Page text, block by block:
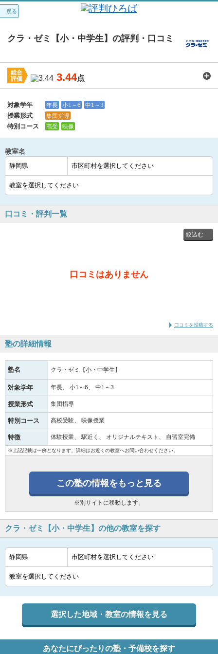
戻る
クラ・ゼミ【小・中学生】の評判・口コミ
総合
評価
3.44点
講師：3.6 カリキュラム：3.5 周りの環境：3.6
対象学年
年長 小1～6 中1～3
授業形式 集団指導
特別コース 高受 映像
教室名
口コミ・評判一覧
口コミはありません
口コミを投稿する
塾の詳細情報
塾名 クラ・ゼミ【小・中学生】
対象学年 年長 小1～6 中1～3
授業形式 集団指導
特別コース 高校受験 映像授業
特徴 体験授業 駅近く オリジナルテキスト 自習室完備
※上記記載は一例となります。詳細はお近くの教室へお問い合わせください。
この塾の情報をもっと見る
※別サイトに移動します。
クラ・ゼミ【小・中学生】の他の教室を探す
選択した地域・教室の情報を見る
あなたにぴったりの塾・予備校を探す